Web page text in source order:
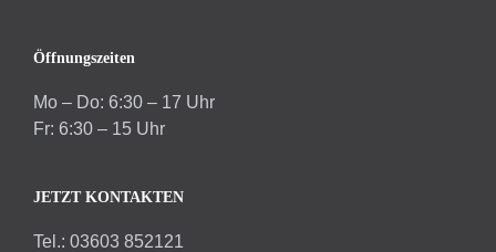
Öffnungszeiten
Mo – Do: 6:30 – 17 Uhr
Fr: 6:30 – 15 Uhr
JETZT KONTAKTEN
Tel.: 03603 852121